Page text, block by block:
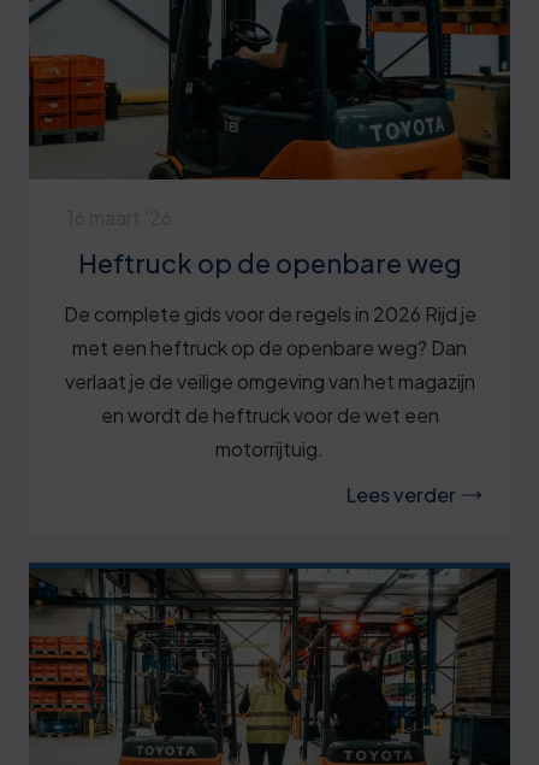
Heftruck op de openbare weg
De complete gids voor de regels in 2026 Rijd je
met een heftruck op de openbare weg? Dan
verlaat je de veilige omgeving van het magazijn
en wordt de heftruck voor de wet een
motorrijtuig.
Lees verder